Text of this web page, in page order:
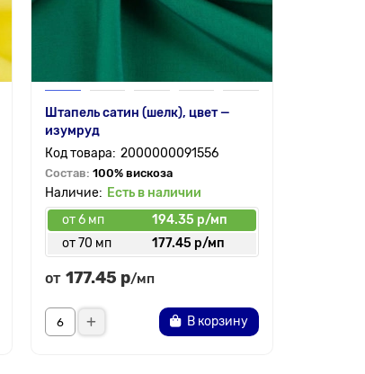
Штапель сатин (шелк), цвет —
изумруд
2000000091556
Состав: 100% вискоза
Есть в наличии
от 6 мп
194.35 р/мп
от 70 мп
177.45 р/мп
от 177.45 р/мп
В корзину